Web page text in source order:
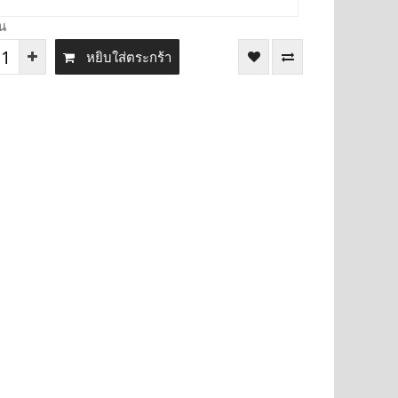
หยิบใส่ตระกร้า